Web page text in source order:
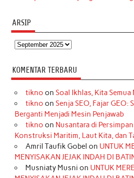
ARSIP
Arsip
KOMENTAR TERBARU
tikno on Soal Ikhlas, Kita
tikno on Senja SEO, Fajar GEO:
Berganti Menjadi Mesin Penjawab
tikno on Nusantara di
Konstruksi Maritim, Laut Kita, dan
Amril Taufik Gobel on UNTUK
MENYISAKAN JEJAK INDAH DI
Musniaty Musni on UNTUK